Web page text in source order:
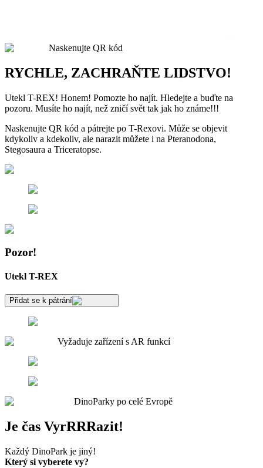
Naskenujte QR kód
RYCHLE, ZACHRAŇTE LIDSTVO!
Utekl T-REX! Honem! Pomozte ho najít. Hledejte a buďte na
pozoru. Musíte ho najít, než zničí svět tak jak ho známe!!!
Naskenujte QR kód a pátrejte po T-Rexovi. Může se objevit
kdykoliv a kdekoliv, ale narazit můžete i na Pteranodona,
Stegosaura a Triceratopse.
Pozor!
Utekl T-REX
Přidat se k pátrání
Vyžaduje zařízení s AR funkcí
DinoParky po celé Evropě
Je čas VyrRRRazit!
Každý DinoPark je jiný!
Který si vyberete vy?